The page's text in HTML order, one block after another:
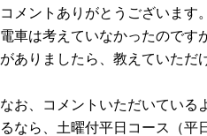
コメントありがとうございます
電車は考えていなかったのです
がありましたら、教えていただ
なお、コメントいただいている
るなら、土曜付平日コース（平